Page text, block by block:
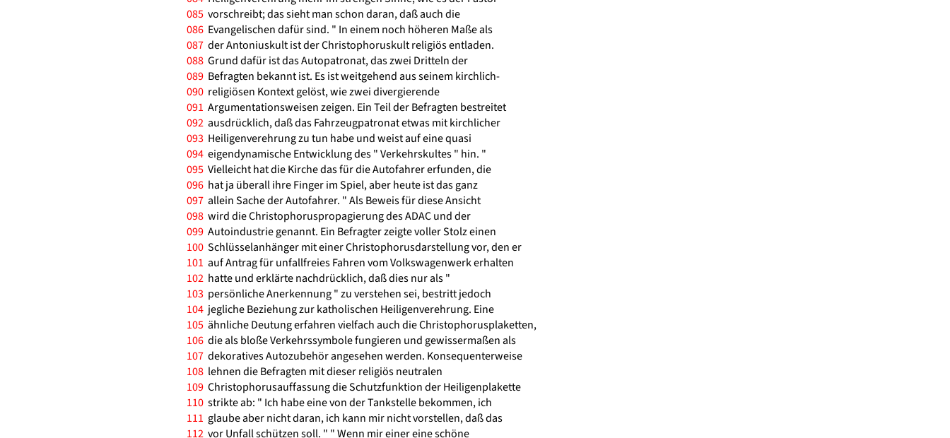
085 vorschreibt; das sieht man schon daran, daß auch die
086 Evangelischen dafür sind. " In einem noch höheren Maße als
087 der Antoniuskult ist der Christophoruskult religiös entladen.
088 Grund dafür ist das Autopatronat, das zwei Dritteln der
089 Befragten bekannt ist. Es ist weitgehend aus seinem kirchlich-
090 religiösen Kontext gelöst, wie zwei divergierende
091 Argumentationsweisen zeigen. Ein Teil der Befragten bestreitet
092 ausdrücklich, daß das Fahrzeugpatronat etwas mit kirchlicher
093 Heiligenverehrung zu tun habe und weist auf eine quasi
094 eigendynamische Entwicklung des " Verkehrskultes " hin. "
095 Vielleicht hat die Kirche das für die Autofahrer erfunden, die
096 hat ja überall ihre Finger im Spiel, aber heute ist das ganz
097 allein Sache der Autofahrer. " Als Beweis für diese Ansicht
098 wird die Christophoruspropagierung des ADAC und der
099 Autoindustrie genannt. Ein Befragter zeigte voller Stolz einen
100 Schlüsselanhänger mit einer Christophorusdarstellung vor, den er
101 auf Antrag für unfallfreies Fahren vom Volkswagenwerk erhalten
102 hatte und erklärte nachdrücklich, daß dies nur als "
103 persönliche Anerkennung " zu verstehen sei, bestritt jedoch
104 jegliche Beziehung zur katholischen Heiligenverehrung. Eine
105 ähnliche Deutung erfahren vielfach auch die Christophorusplaketten,
106 die als bloße Verkehrssymbole fungieren und gewissermaßen als
107 dekoratives Autozubehör angesehen werden. Konsequenterweise
108 lehnen die Befragten mit dieser religiös neutralen
109 Christophorusauffassung die Schutzfunktion der Heiligenplakette
110 strikte ab: " Ich habe eine von der Tankstelle bekommen, ich
111 glaube aber nicht daran, ich kann mir nicht vorstellen, daß das
112 vor Unfall schützen soll. " " Wenn mir einer eine schöne